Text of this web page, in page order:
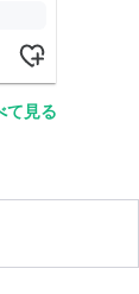
て見る